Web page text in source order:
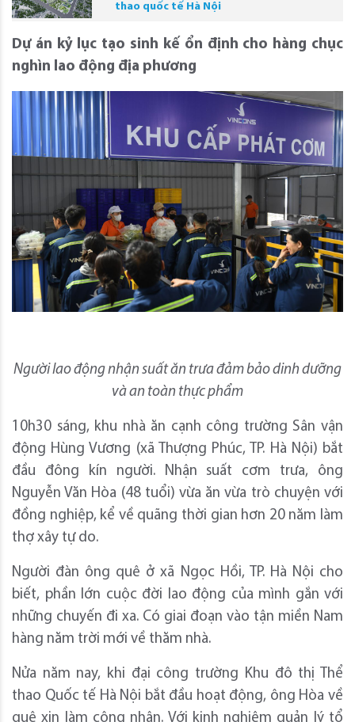
thao quốc tế Hà Nội
Dự án kỷ lục tạo sinh kế ổn định cho hàng chục
nghìn lao động địa phương
Người lao động nhận suất ăn trưa đảm bảo dinh dưỡng
và an toàn thực phẩm
10h30 sáng, khu nhà ăn cạnh công trường Sân vận
động Hùng Vương (xã Thượng Phúc, TP. Hà Nội) bắt
đầu đông kín người. Nhận suất cơm trưa, ông
Nguyễn Văn Hòa (48 tuổi) vừa ăn vừa trò chuyện với
đồng nghiệp, kể về quãng thời gian hơn 20 năm làm
thợ xây tự do.
Người đàn ông quê ở xã Ngọc Hồi, TP. Hà Nội cho
biết, phần lớn cuộc đời lao động của mình gắn với
những chuyến đi xa. Có giai đoạn vào tận miền Nam
hàng năm trời mới về thăm nhà.
Nửa năm nay, khi đại công trường Khu đô thị Thể
thao Quốc tế Hà Nội bắt đầu hoạt động, ông Hòa về
quê xin làm công nhân. Với kinh nghiệm quản lý tổ